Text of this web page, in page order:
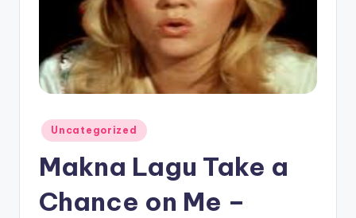
Posted
in
Uncategorized
Makna Lagu Take a
Chance on Me –